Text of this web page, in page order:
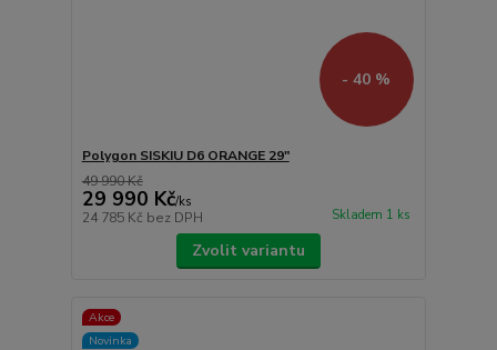
- 40 %
Polygon SISKIU D6 ORANGE 29"
49 990 Kč
29 990 Kč/ks
24 785 Kč bez DPH Skladem 1 ks
Zvolit variantu
Akce
Novinka